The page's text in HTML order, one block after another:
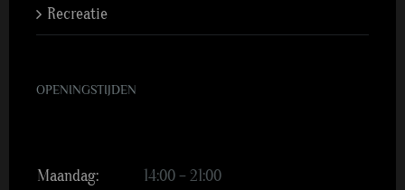
Recreatie
OPENINGSTIJDEN
Maandag:
14:00 – 21:00